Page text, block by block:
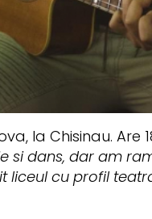
la Chisinau. Are
si dans, dar am
liceul cu profil